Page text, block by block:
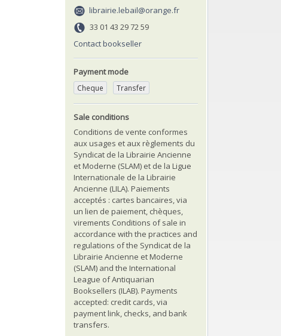
librairie.lebail@orange.fr
33 01 43 29 72 59
Contact bookseller
Payment mode
Cheque Transfer
Sale conditions
Conditions de vente conformes
aux usages et aux règlements du
Syndicat de la Librairie Ancienne
et Moderne (SLAM) et de la Ligue
Internationale de la Librairie
Ancienne (LILA). Paiements
acceptés : cartes bancaires, via
un lien de paiement, chèques,
virements Conditions of sale in
accordance with the practices and
regulations of the Syndicat de la
Librairie Ancienne et Moderne
(SLAM) and the International
League of Antiquarian
Booksellers (ILAB). Payments
accepted: credit cards, via
payment link, checks, and bank
transfers.